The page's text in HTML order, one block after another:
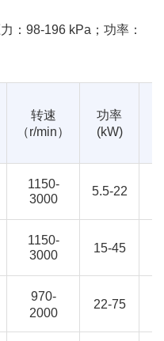
：98-196 kPa；功率：
转速
（r/min）
功率
(kW)
1150-
3000
5.5-22
1150-
3000
15-45
970-
2000
22-75